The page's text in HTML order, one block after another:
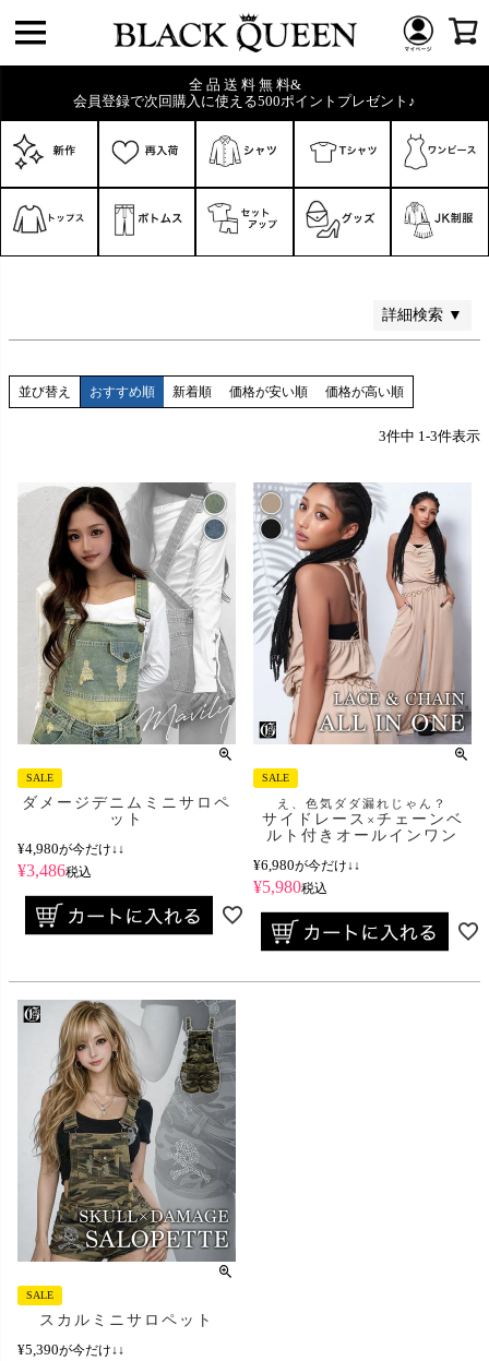
全 品 送 料 無 料&
会員登録で次回購入に使える500ポイントプレゼント♪
詳細検索 ▼
在庫なし商品
商品番号/JANコード
並び替え おすすめ順 新着順 価格が安い順 価格が高い順
3件中 1 -3件表示
SALE
ダメージデニムミニサロペ
ット
¥4,980が今だけ↓↓
¥3,486税込
SALE
え、色気ダダ漏れじゃん？
サイドレース×チェーンベ
ルト付きオールインワン
¥6,980が今だけ↓↓
¥5,980税込
SALE
スカルミニサロペット
¥5,390が今だけ↓↓